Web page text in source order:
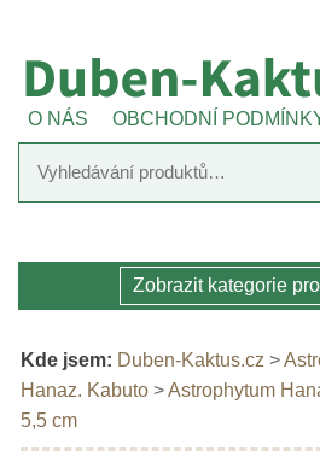
O NÁS OBCHODNÍ
Zobrazit kategorie
Kde jsem: Duben-Kaktus.cz >
Hanaz. Kabuto >Astrophytum
5,5 cm